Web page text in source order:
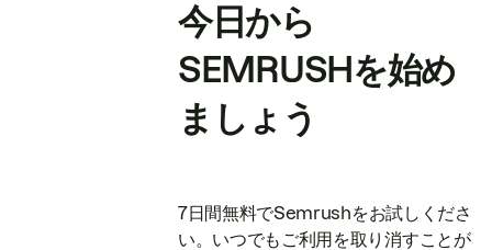
今日から
SEMRUSHを始め
ましょう
7日間無料でSemrushをお試しくださ
い。いつでもご利用を取り消すことが